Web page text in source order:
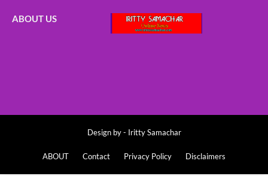
ABOUT US
Design by - Iritty Samachar
ABOUT Contact Privacy Policy Disclaimers